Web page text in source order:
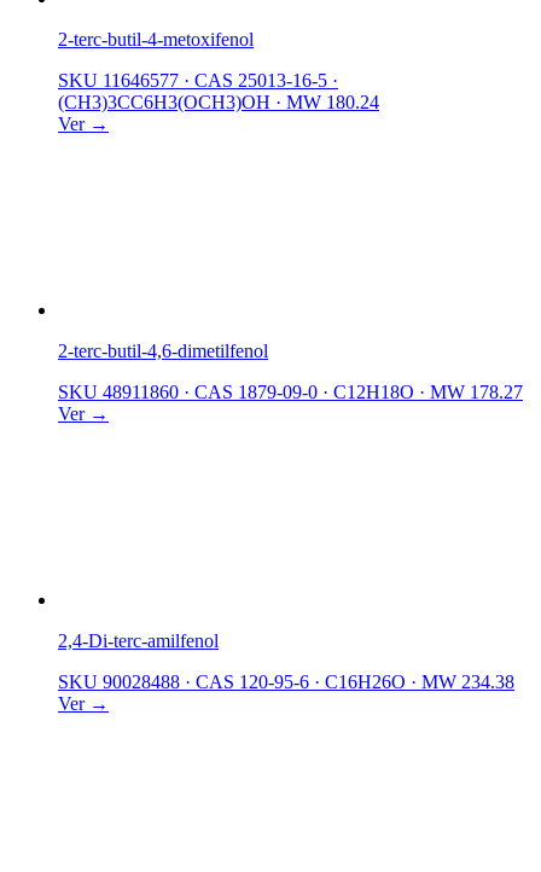
2-terc-butil-4-metoxifenol
SKU 11646577 · CAS 25013-16-5 ·
(CH3)3CC6H3(OCH3)OH · MW 180.24
Ver →
2-terc-butil-4,6-dimetilfenol
SKU 48911860 · CAS 1879-09-0 · C12H18O · MW 178.27
Ver →
2,4-Di-terc-amilfenol
SKU 90028488 · CAS 120-95-6 · C16H26O · MW 234.38
Ver →